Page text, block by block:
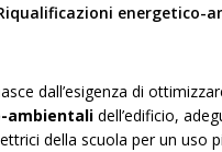
energetico-
dall’esigenza di
ambientali dell’edificio,
della scuola per un uso